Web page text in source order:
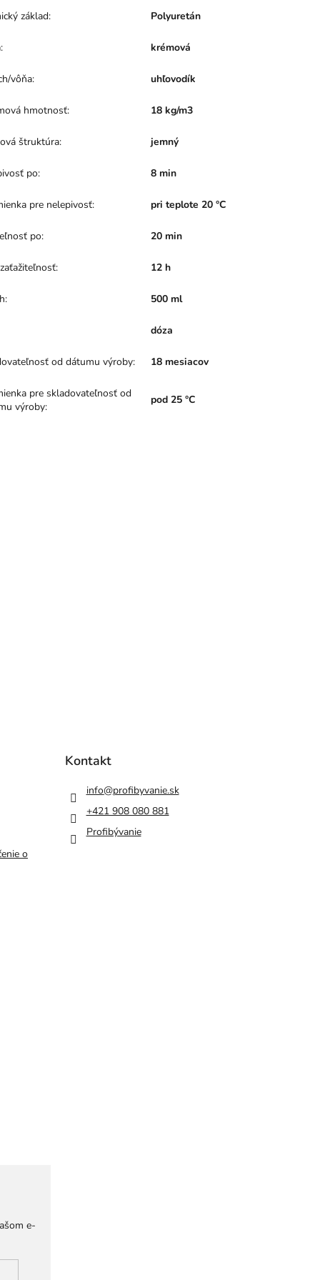
základ: Polyuretán
: krémová
vôňa: uhľovodík
hmotnosť: 18 kg/m3
štruktúra: jemný
po: 8 min
pre nelepivosť: pri teplote 20 °C
po: 20 min
: 12 h
: 500 ml
dóza
od dátumu výroby: 18 mesiacov
pre skladovateľnosť od
výroby:
pod 25 °C
o
Kontakt
info@profibyvanie.sk
+421 908 080 881
Profibývanie
e-